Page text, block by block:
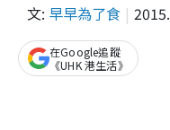
文: 早早為了食
在Google追蹤
《UHK 港生活》